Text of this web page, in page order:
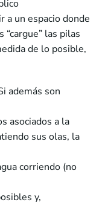
a un espacio donde
“cargue” las pilas
de lo posible,
además son
asociados a la
sus olas, la
corriendo (no
y,